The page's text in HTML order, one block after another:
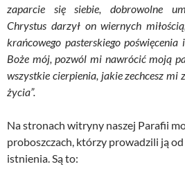
zaparcie się siebie, dobrowolne
Chrystus darzył on wiernych
krańcowego pasterskiego
Boże mój, pozwól mi nawrócić moją
wszystkie cierpienia, jakie zechcesz mi
życia”.
Na stronach witryny naszej Parafii
proboszczach, którzy prowadzili ją
istnienia. Są to: